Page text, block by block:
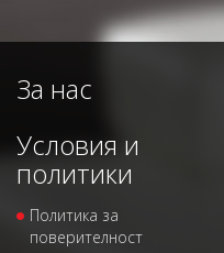
За нас
Условия и
политики
Политика за
поверителност